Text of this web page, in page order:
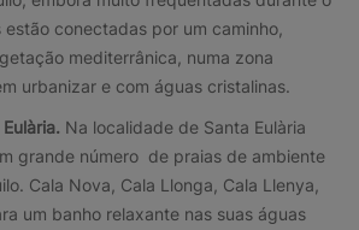
estão conectadas por um caminho,
mediterrânica, numa zona
urbanizar e com águas cristalinas.
Na localidade de Santa Eulària
grande número de praias de ambiente
Cala Nova, Cala Llonga, Cala Llenya,
um banho relaxante nas suas águas